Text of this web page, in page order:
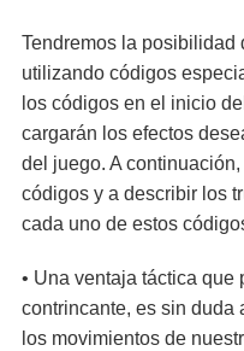
Tendremos la posibilidad
utilizando códigos
los códigos en el inicio
cargarán los efectos
del juego. A
códigos y a describir los
cada uno de estos
• Una ventaja táctica que
contrincante, es sin duda
los movimientos de